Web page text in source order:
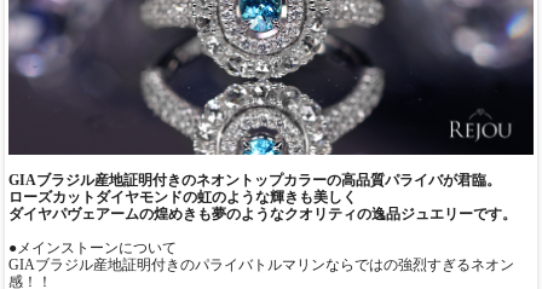
GIAブラジル産地証明付きのネオントップカラーの高品質パライバが君臨。
ローズカットダイヤモンドの虹のような輝きも美しく
ダイヤパヴェアームの煌めきも夢のようなクオリティの逸品ジュエリーです。
●メインストーンについて
GIAブラジル産地証明付きのパライバトルマリンならではの強烈すぎるネオン
感！！